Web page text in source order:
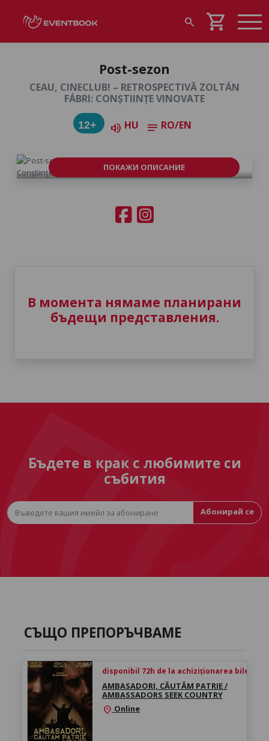
search shopping_cart
Post-sezon
CEAU, CINECLUB! – RETROSPECTIVĂ ZOLTÁN
FÁBRI: CONȘTIINȚE VINOVATE
12+ volume_up HU notes RO/EN
ПОКАЖИ ОПИСАНИЕ
В момента нямаме планирани
бъдещи представления.
Бъдете в крак с любимите си
събития
Абонирай се
СЪЩО ПРЕПОРЪЧВАМЕ
disponibil 72h de la achiziționarea biletului
AMBASADORI, CĂUTĂM PATRIE /
AMBASSADORS SEEK COUNTRY
location_on Online